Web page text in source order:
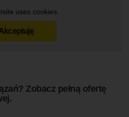
uses cookies.
Zobacz pełną ofertę
.